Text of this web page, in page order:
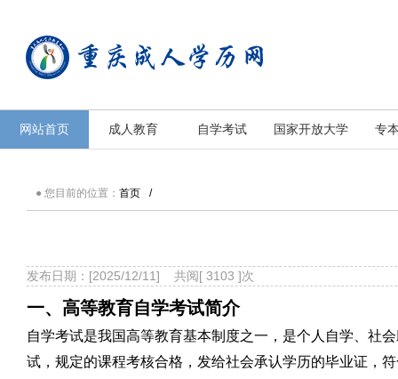
重庆成人学历中心
网站首页 成人教育 自学考试 国家开放大学 专
● 您目前的位置： 首页 /
发布日期：[2025/12/11] 共阅[ 3103 ]次
一、高等教育自学考试简介
自学考试是我国高等教育基本制度之一，是个人自学、社
试，规定的课程考核合格，发给社会承认学历的毕业证，